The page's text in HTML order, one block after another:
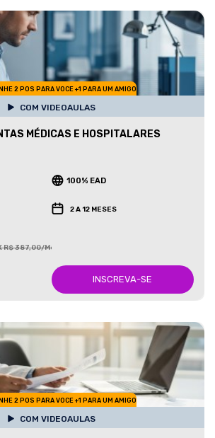
2 POS PARA VOCE +1 PARA UM AMIGO
COM VIDEOAULAS
MÉDICAS E HOSPITALARES
100% EAD
2 A 12 MESES
R$ 387,00/Mês
INSCREVA-SE
2 POS PARA VOCE +1 PARA UM AMIGO
COM VIDEOAULAS